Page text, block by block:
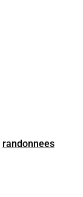
randonnees